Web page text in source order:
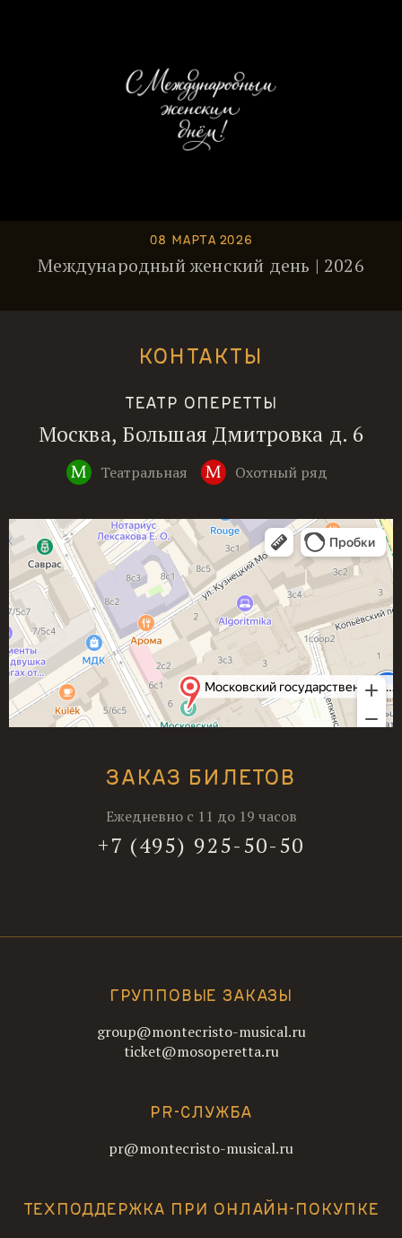
08 МАРТА 2026
Международный женский день | 2026
КОНТАКТЫ
ТЕАТР ОПЕРЕТТЫ
Москва, Большая Дмитровка д. 6
Театральная Охотный ряд
ЗАКАЗ БИЛЕТОВ
Ежедневно с 11 до 19 часов
+7 (495) 925-50-50
ГРУППОВЫЕ ЗАКАЗЫ
group@montecristo-musical.ru
ticket@mosoperetta.ru
PR-СЛУЖБА
pr@montecristo-musical.ru
ТЕХПОДДЕРЖКА ПРИ ОНЛАЙН-ПОКУПКЕ